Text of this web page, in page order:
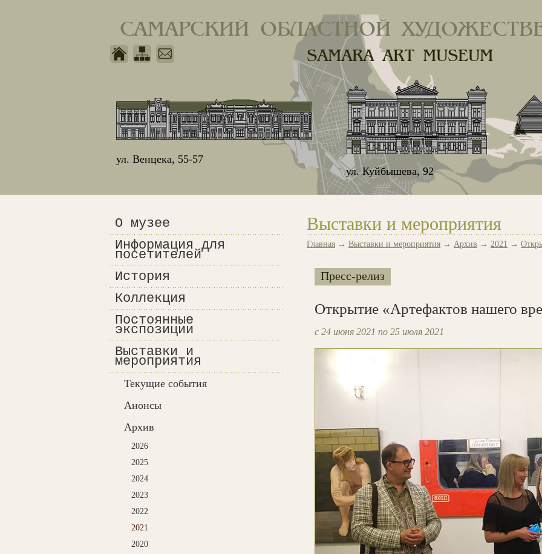
САМАРСКИЙ ОБЛАСТНОЙ
SAMARA ART MUSEUM
ул. Куйбышева, 92
ул. Венцека, 55-57
О музее
Информация для
посетителей
История
Коллекция
Постоянные
экспозиции
Выставки и
мероприятия
Текущие события
Анонсы
Архив
2026
2025
2024
2023
2022
2021
2020
Выставки и мероприятия
Главная → Выставки и мероприятия → Архив → 2021 →
Пресс-релиз
Открытие «Артефактов нашего
с 24 июня 2021 по 25 июля 2021